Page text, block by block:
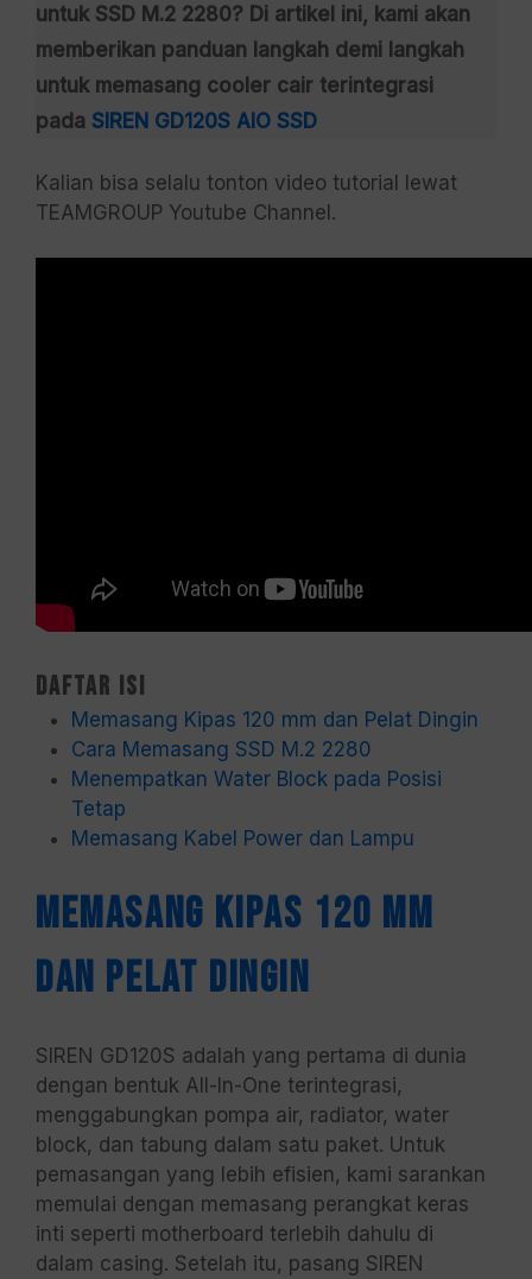
untuk SSD M.2 2280? Di artikel ini, kami akan
memberikan panduan langkah demi langkah
untuk memasang cooler cair terintegrasi
pada SIREN GD120S AIO SSD
Kalian bisa selalu tonton video tutorial lewat
TEAMGROUP Youtube Channel.
Daftar Isi
Memasang Kipas 120 mm dan Pelat Dingin
Cara Memasang SSD M.2 2280
Menempatkan Water Block pada Posisi
Tetap
Memasang Kabel Power dan Lampu
Memasang Kipas 120 mm
dan Pelat Dingin
SIREN GD120S adalah yang pertama di dunia
dengan bentuk All-In-One terintegrasi,
menggabungkan pompa air, radiator, water
block, dan tabung dalam satu paket. Untuk
pemasangan yang lebih efisien, kami sarankan
memulai dengan memasang perangkat keras
inti seperti motherboard terlebih dahulu di
dalam casing. Setelah itu, pasang SIREN